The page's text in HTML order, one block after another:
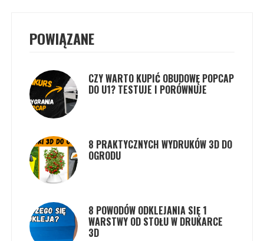
POWIĄZANE
CZY WARTO KUPIĆ OBUDOWĘ POPCAP
DO U1? TESTUJE I PORÓWNUJE
8 PRAKTYCZNYCH WYDRUKÓW 3D DO
OGRODU
8 POWODÓW ODKLEJANIA SIĘ 1
WARSTWY OD STOŁU W DRUKARCE
3D